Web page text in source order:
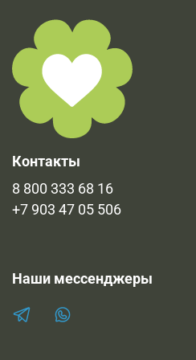
продукции во вкладке
имеющиеся документы в
предоставляются по запросу.
Контакты
8 800 333 68 16
+7 903 47 05 506
Наши мессенджеры